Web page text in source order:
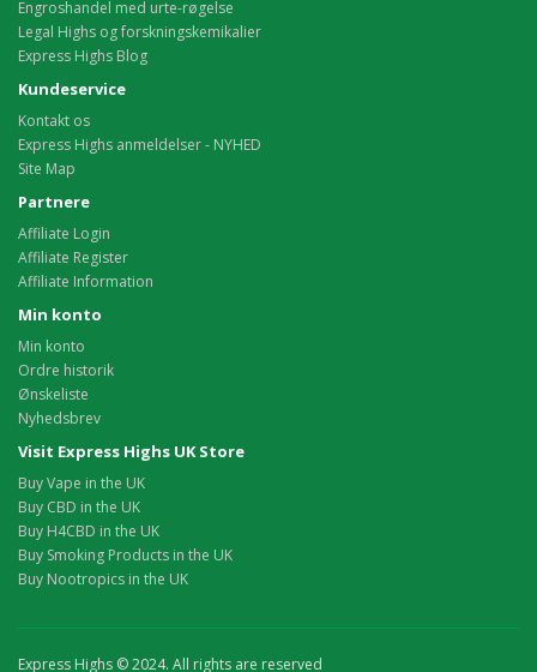
Engroshandel med urte-røgelse
Legal Highs og forskningskemikalier
Express Highs Blog
Kundeservice
Kontakt os
Express Highs anmeldelser - NYHED
Site Map
Partnere
Affiliate Login
Affiliate Register
Affiliate Information
Min konto
Min konto
Ordre historik
Ønskeliste
Nyhedsbrev
Visit Express Highs UK Store
Buy Vape in the UK
Buy CBD in the UK
Buy H4CBD in the UK
Buy Smoking Products in the UK
Buy Nootropics in the UK
Express Highs © 2024. All rights are reserved